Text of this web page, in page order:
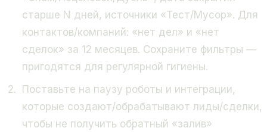
старше N дней, источники «Тест/Мусор». Для
контактов/компаний: «нет дел» и «нет
сделок» за 12 месяцев. Сохраните фильтры —
пригодятся для регулярной гигиены.
Поставьте на паузу роботы и интеграции,
которые создают/обрабатывают лиды/сделки,
чтобы не получить обратный «залив»